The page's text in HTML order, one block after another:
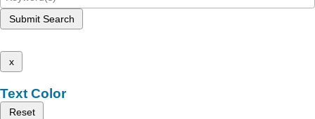
Submit Search
x
Text Color
Reset